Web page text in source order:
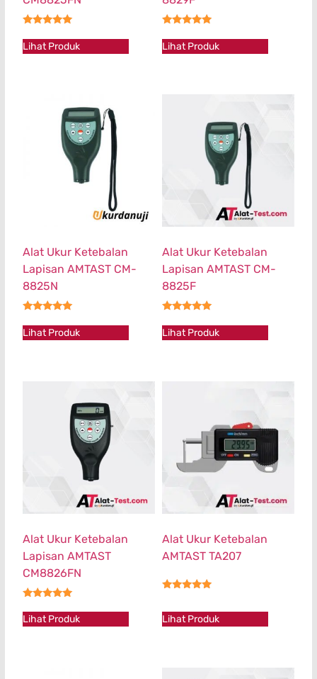
Lihat Produk Lihat Produk
Alat Ukur Ketebalan
Lapisan AMTAST CM-
8825N
Lihat Produk
Alat Ukur Ketebalan
Lapisan AMTAST CM-
8825F
Lihat Produk
Alat Ukur Ketebalan
Lapisan AMTAST
CM8826FN
Lihat Produk
Alat Ukur Ketebalan
AMTAST TA207
Lihat Produk